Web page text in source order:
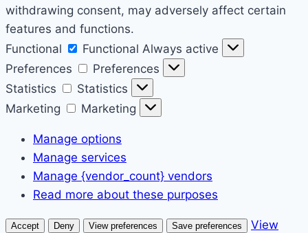
withdrawing consent, may adversely affect certain
features and functions.
Functional
Functional Always active
Preferences
Preferences
Statistics
Statistics
Marketing
Marketing
Manage options
Manage services
Manage {vendor_count} vendors
Read more about these purposes
Accept Deny View preferences Save preferences
View